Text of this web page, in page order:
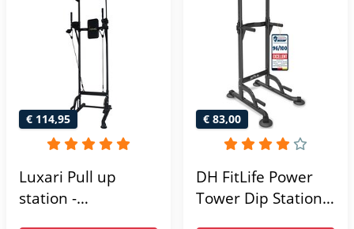
€ 114,95
Luxari Pull up
station -
€ 83,00
DH FitLife Power
Tower Dip Station |